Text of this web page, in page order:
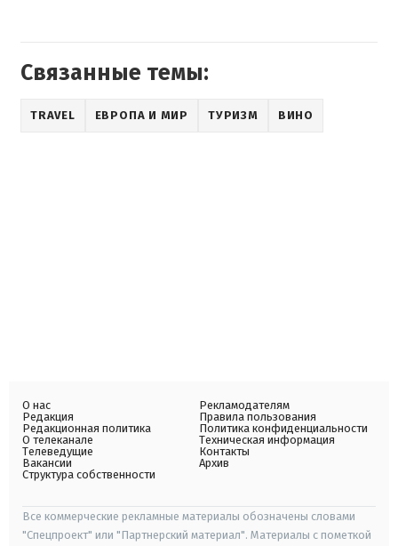
Связанные темы:
TRAVEL ЕВРОПА И МИР ТУРИЗМ ВИНО
О нас
Редакция
Редакционная политика
О телеканале
Телеведущие
Вакансии
Структура собственности
Рекламодателям
Правила пользования
Политика конфиденциальности
Техническая информация
Контакты
Архив
Все коммерческие рекламные материалы обозначены словами
"Спецпроект" или "Партнерский материал". Материалы с пометкой